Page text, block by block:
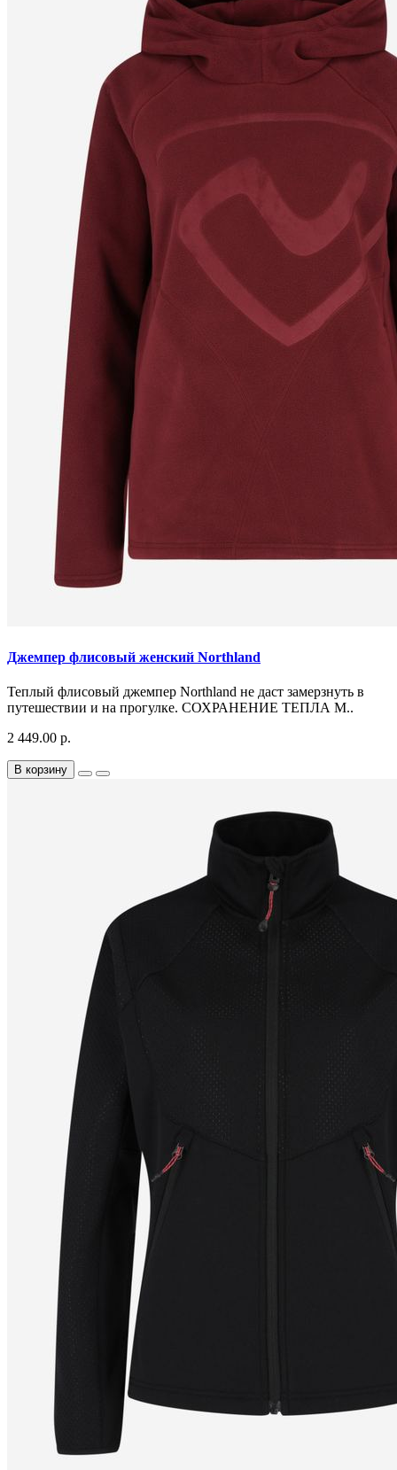
Джемпер флисовый женский Northland
Теплый флисовый джемпер Northland не даст замерзнуть в
путешествии и на прогулке. СОХРАНЕНИЕ ТЕПЛА М..
2 449.00 р.
В корзину